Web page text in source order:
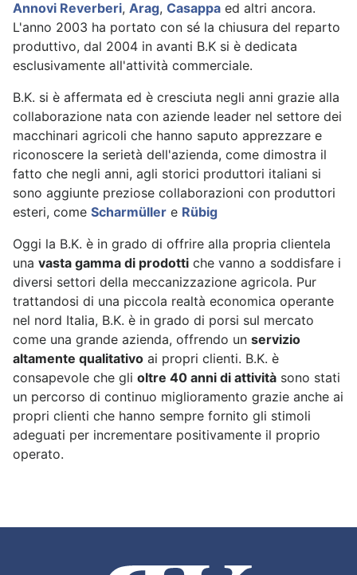
Annovi Reverberi, Arag, Casappa ed altri ancora.
L'anno 2003 ha portato con sé la chiusura del reparto
produttivo, dal 2004 in avanti B.K si è dedicata
esclusivamente all'attività commerciale.
B.K. si è affermata ed è cresciuta negli anni grazie alla
collaborazione nata con aziende leader nel settore dei
macchinari agricoli che hanno saputo apprezzare e
riconoscere la serietà dell'azienda, come dimostra il
fatto che negli anni, agli storici produttori italiani si
sono aggiunte preziose collaborazioni con produttori
esteri, come Scharmüller e Rübig
Oggi la B.K. è in grado di offrire alla propria clientela
una vasta gamma di prodotti che vanno a soddisfare i
diversi settori della meccanizzazione agricola. Pur
trattandosi di una piccola realtà economica operante
nel nord Italia, B.K. è in grado di porsi sul mercato
come una grande azienda, offrendo un servizio
altamente qualitativo ai propri clienti. B.K. è
consapevole che gli oltre 40 anni di attività sono stati
un percorso di continuo miglioramento grazie anche ai
propri clienti che hanno sempre fornito gli stimoli
adeguati per incrementare positivamente il proprio
operato.